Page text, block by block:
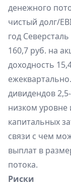
денежного
чистый долг/
год
160,7 руб. на
доходность
дивидендов
низком уровне
капитальных
связи с чем
выплат в
потока.
Риски